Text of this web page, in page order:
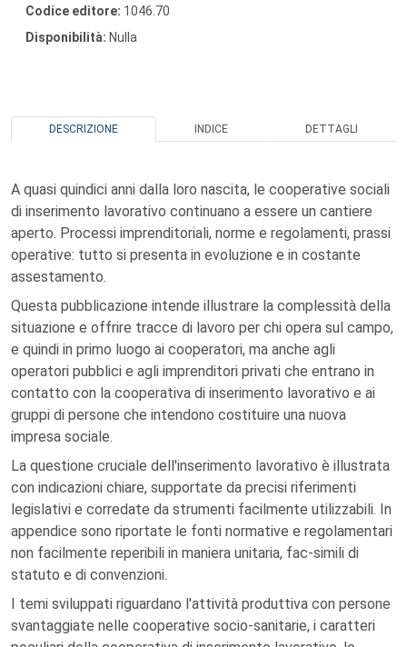
Codice editore: 1046.70
Disponibilità: Nulla
DESCRIZIONE INDICE DETTAGLI
A quasi quindici anni dalla loro nascita, le cooperative sociali
di inserimento lavorativo continuano a essere un cantiere
aperto. Processi imprenditoriali, norme e regolamenti, prassi
operative: tutto si presenta in evoluzione e in costante
assestamento.
Questa pubblicazione intende illustrare la complessità della
situazione e offrire tracce di lavoro per chi opera sul campo,
e quindi in primo luogo ai cooperatori, ma anche agli
operatori pubblici e agli imprenditori privati che entrano in
contatto con la cooperativa di inserimento lavorativo e ai
gruppi di persone che intendono costituire una nuova
impresa sociale.
La questione cruciale dell'inserimento lavorativo è illustrata
con indicazioni chiare, supportate da precisi riferimenti
legislativi e corredate da strumenti facilmente utilizzabili. In
appendice sono riportate le fonti normative e regolamentari
non facilmente reperibili in maniera unitaria, fac-simili di
statuto e di convenzioni.
I temi sviluppati riguardano l'attività produttiva con persone
svantaggiate nelle cooperative socio-sanitarie, i caratteri